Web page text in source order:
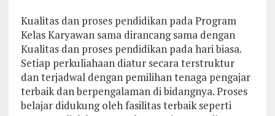
Kualitas dan proses pendidikan pada Program
Kelas Karyawan sama dirancang sama dengan
Kualitas dan proses pendidikan pada hari biasa.
Setiap perkuliahaan diatur secara terstruktur
dan terjadwal dengan pemilihan tenaga pengajar
terbaik dan berpengalaman di bidangnya. Proses
belajar didukung oleh fasilitas terbaik seperti